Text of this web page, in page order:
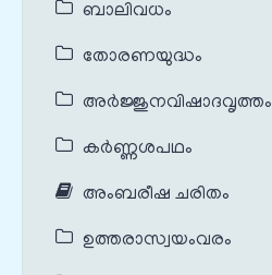
ബാലിവധം
തോരണയുദ്ധം
അർജ്ജുനവിഷാദവൃത്തം
കർണ്ണശപഥം
അംബരീഷ ചരിതം
ഉത്തരാസ്വയംവരം